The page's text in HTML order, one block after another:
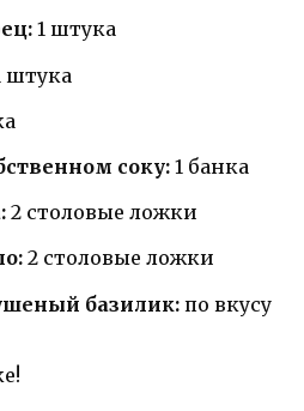
1 штука
штука
соку:1 банка
2 столовые ложки
2 столовые ложки
базилик: по вкусу